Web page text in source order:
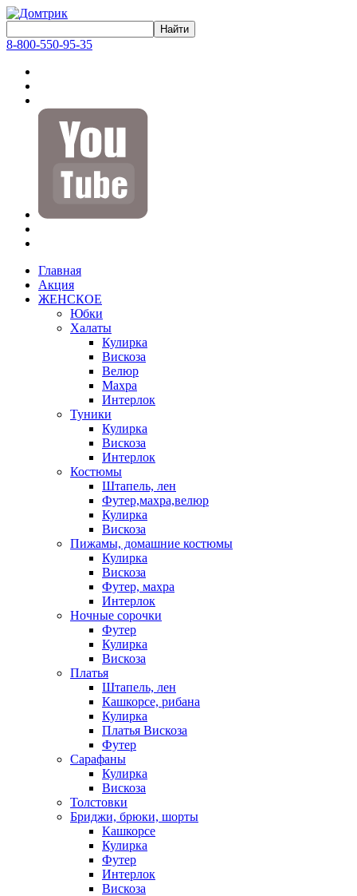
8-800-550-95-35
Главная
Акция
ЖЕНСКОЕ
Юбки
Халаты
Кулирка
Вискоза
Велюр
Махра
Интерлок
Туники
Кулирка
Вискоза
Интерлок
Костюмы
Штапель, лен
Футер,махра,велюр
Кулирка
Вискоза
Пижамы, домашние костюмы
Кулирка
Вискоза
Футер, махра
Интерлок
Ночные сорочки
Футер
Кулирка
Вискоза
Платья
Штапель, лен
Кашкорсе, рибана
Кулирка
Платья Вискоза
Футер
Сарафаны
Кулирка
Вискоза
Толстовки
Бриджи, брюки, шорты
Кашкорсе
Кулирка
Футер
Интерлок
Вискоза